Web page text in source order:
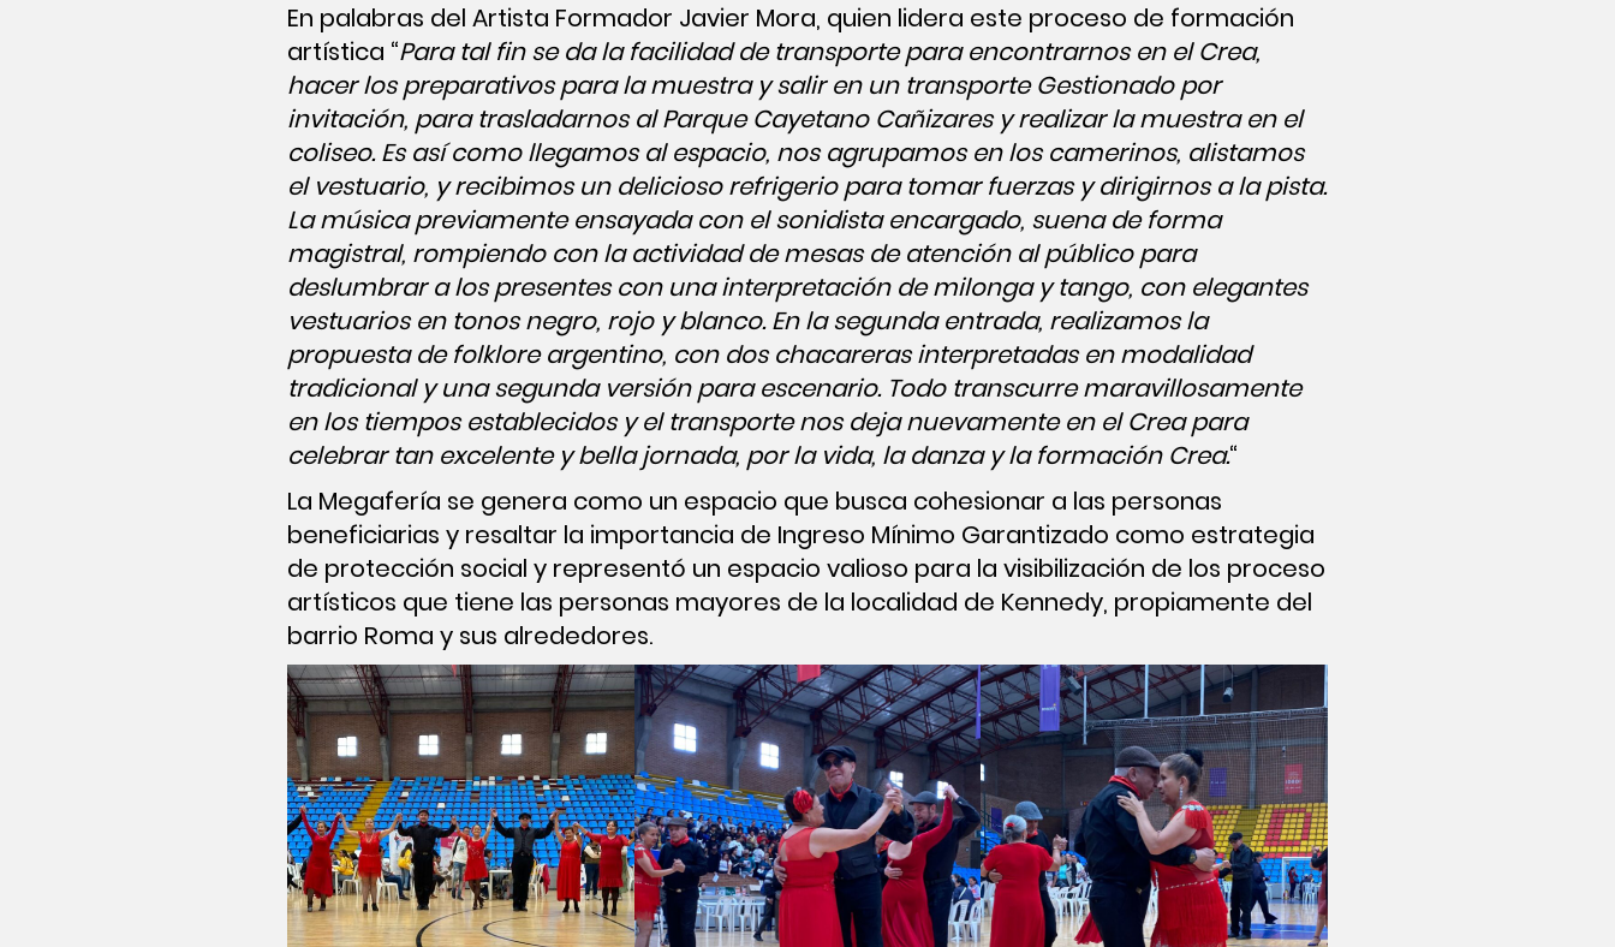
En palabras del Artista Formador Javier Mora, quien lidera este proceso de formación
artística “Para tal fin se da la facilidad de transporte para encontrarnos en el Crea,
hacer los preparativos para la muestra y salir en un transporte Gestionado por
invitación, para trasladarnos al Parque Cayetano Cañizares y realizar la muestra en el
coliseo. Es así como llegamos al espacio, nos agrupamos en los camerinos, alistamos
el vestuario, y recibimos un delicioso refrigerio para tomar fuerzas y dirigirnos a la pista.
La música previamente ensayada con el sonidista encargado, suena de forma
magistral, rompiendo con la actividad de mesas de atención al público para
deslumbrar a los presentes con una interpretación de milonga y tango, con elegantes
vestuarios en tonos negro, rojo y blanco. En la segunda entrada, realizamos la
propuesta de folklore argentino, con dos chacareras interpretadas en modalidad
tradicional y una segunda versión para escenario. Todo transcurre maravillosamente
en los tiempos establecidos y el transporte nos deja nuevamente en el Crea para
celebrar tan excelente y bella jornada, por la vida, la danza y la formación Crea.“
La Megafería se genera como un espacio que busca cohesionar a las personas
beneficiarias y resaltar la importancia de Ingreso Mínimo Garantizado como estrategia
de protección social y representó un espacio valioso para la visibilización de los proceso
artísticos que tiene las personas mayores de la localidad de Kennedy, propiamente del
barrio Roma y sus alrededores.